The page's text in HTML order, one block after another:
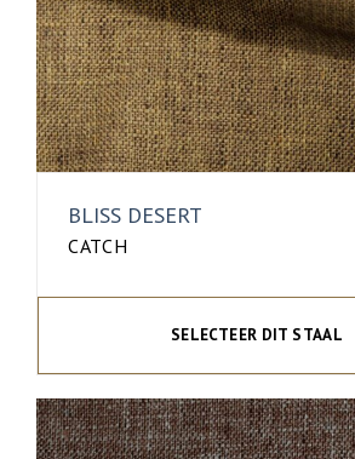
BLISS DESERT
CATCH
SELECTEER DIT STAAL